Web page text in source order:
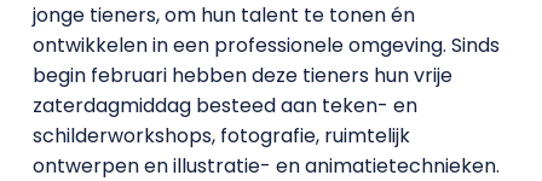
jonge tieners, om hun talent te tonen én
ontwikkelen in een professionele omgeving. Sinds
begin februari hebben deze tieners hun vrije
zaterdagmiddag besteed aan teken- en
schilderworkshops, fotografie, ruimtelijk
ontwerpen en illustratie- en animatietechnieken.